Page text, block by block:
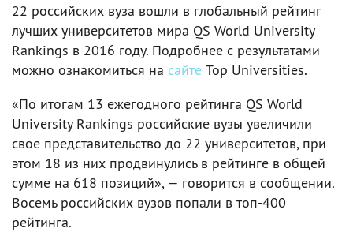
22 российских вуза вошли в глобальный рейтинг
лучших университетов мира QS World University
Rankings в 2016 году. Подробнее с результатами
можно ознакомиться на сайте Top Universities.
«По итогам 13 ежегодного рейтинга QS World
University Rankings российские вузы увеличили
свое представительство до 22 университетов, при
этом 18 из них продвинулись в рейтинге в общей
сумме на 618 позиций», — говорится в сообщении.
Восемь российских вузов попали в топ-400
рейтинга.